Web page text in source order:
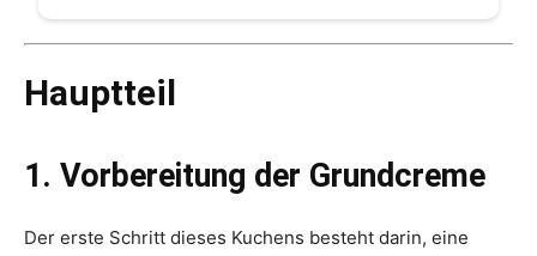
Hauptteil
1. Vorbereitung der Grundcreme
Der erste Schritt dieses Kuchens besteht darin, eine